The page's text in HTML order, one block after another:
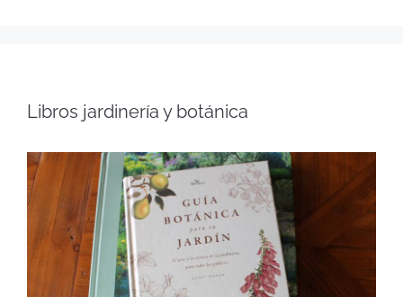
Libros jardinería y botánica